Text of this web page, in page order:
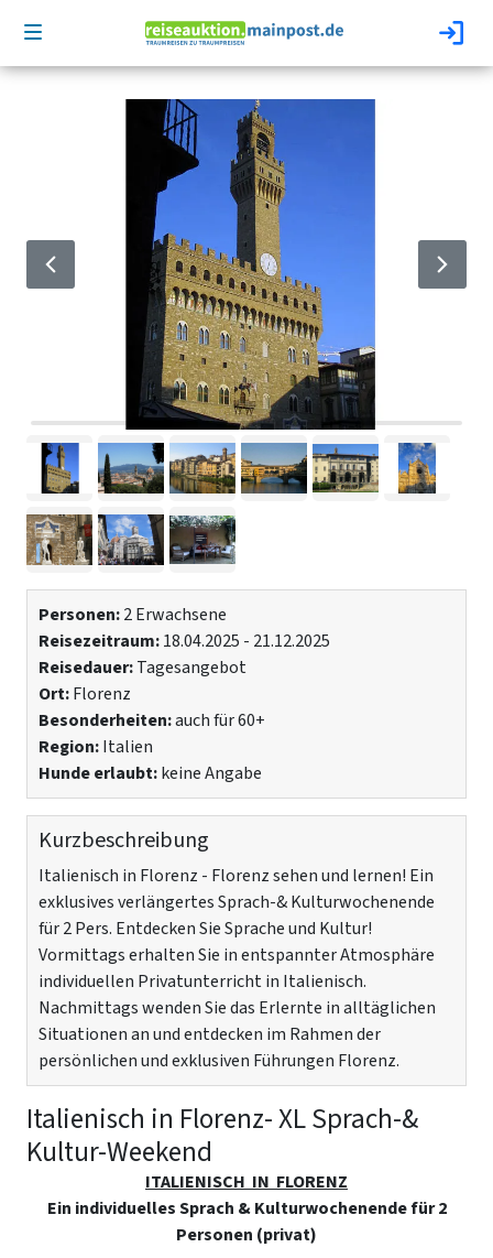
Personen:2 Erwachsene
Reisezeitraum:18.04.2025 - 21.12.2025
Reisedauer:Tagesangebot
Ort:Florenz
Besonderheiten:auch für 60+
Region:Italien
Hunde erlaubt:keine Angabe
Kurzbeschreibung
Italienisch in Florenz - Florenz sehen und lernen! Ein
exklusives verlängertes Sprach-& Kulturwochenende
für 2 Pers. Entdecken Sie Sprache und Kultur!
Vormittags erhalten Sie in entspannter Atmosphäre
individuellen Privatunterricht in Italienisch.
Nachmittags wenden Sie das Erlernte in alltäglichen
Situationen an und entdecken im Rahmen der
persönlichen und exklusiven Führungen Florenz.
Italienisch in Florenz- XL Sprach-&
Kultur-Weekend
ITALIENISCH IN FLORENZ
Ein individuelles Sprach & Kulturwochenende für 2
Personen (privat)